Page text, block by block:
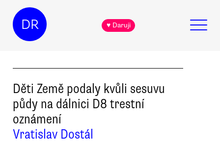
DR ♥ Daruji
Děti Země podaly kvůli sesuvu
půdy na dálnici D8 trestní
oznámení
Vratislav Dostál